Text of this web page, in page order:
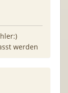
werden